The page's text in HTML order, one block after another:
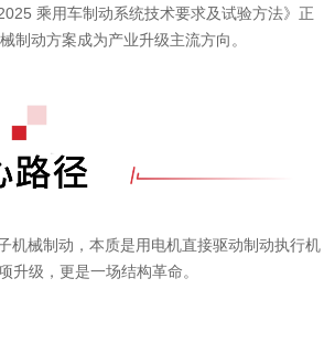
乘用车制动系统技术要求及试验方法》正
制动方案成为产业升级主流方向。
机械制动，本质是用电机直接驱动制动执行机
升级，更是一场结构革命。